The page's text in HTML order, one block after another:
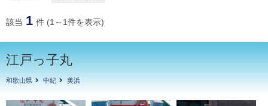
該当 1 件 (1～1件を表示)
江戸っ子丸
和歌山県 中紀 美浜